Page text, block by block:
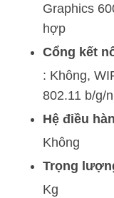
Graphics
hợp
Cổng kết
: Không,
802.11 b/g/n
Hệ điều
Không
Trọng
Kg